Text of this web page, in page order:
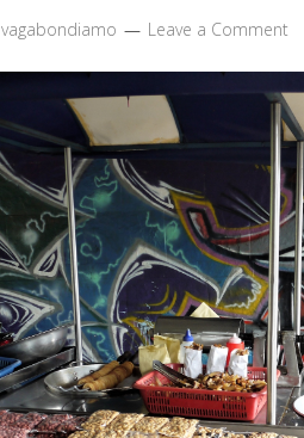
vagabondiamo Leave a Comment